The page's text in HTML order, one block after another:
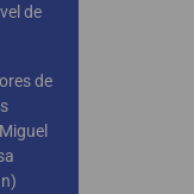
de
de